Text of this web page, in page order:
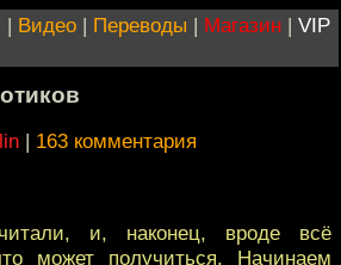
| Видео | Переводы | Магазин | VIP
| 163 комментария
и, наконец, вроде всё
может получиться. Начинаем